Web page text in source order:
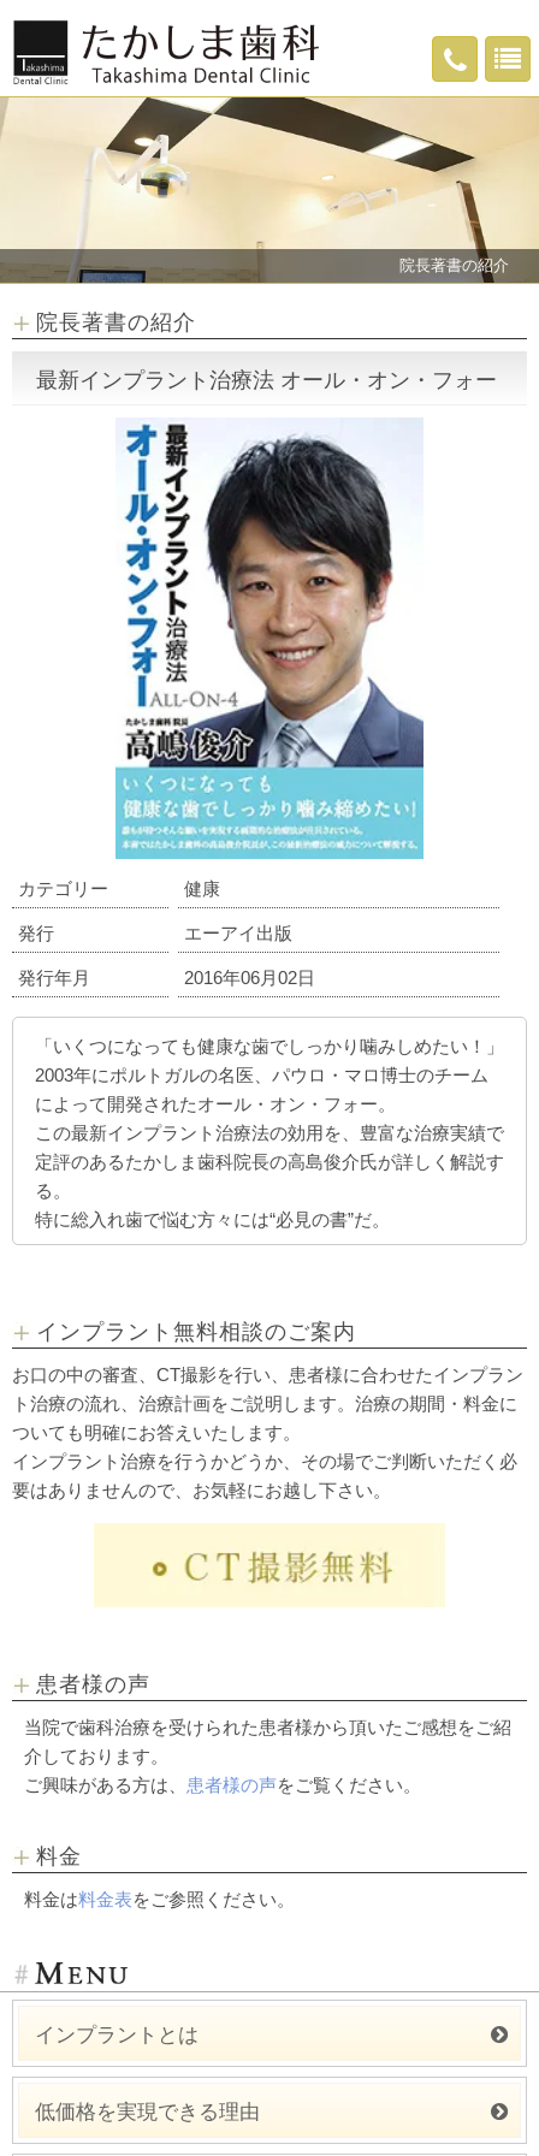
院長著書の紹介
院長著書の紹介
最新インプラント治療法 オール・オン・フォー
カテゴリー 健康
発行 エーアイ出版
発行年月 2016年06月02日
「いくつになっても健康な歯でしっかり噛みしめたい！」
2003年にポルトガルの名医、パウロ・マロ博士のチーム
によって開発されたオール・オン・フォー。
この最新インプラント治療法の効用を、豊富な治療実績で
定評のあるたかしま歯科院長の高島俊介氏が詳しく解説す
る。
特に総入れ歯で悩む方々には“必見の書”だ。
インプラント無料相談のご案内
お口の中の審査、CT撮影を行い、患者様に合わせたインプラン
ト治療の流れ、治療計画をご説明します。治療の期間・料金に
ついても明確にお答えいたします。
インプラント治療を行うかどうか、その場でご判断いただく必
要はありませんので、お気軽にお越し下さい。
患者様の声
当院で歯科治療を受けられた患者様から頂いたご感想をご紹
介しております。
ご興味がある方は、 患者様の声をご覧ください。
料金
料金は料金表をご参照ください。
インプラントとは
低価格を実現できる理由